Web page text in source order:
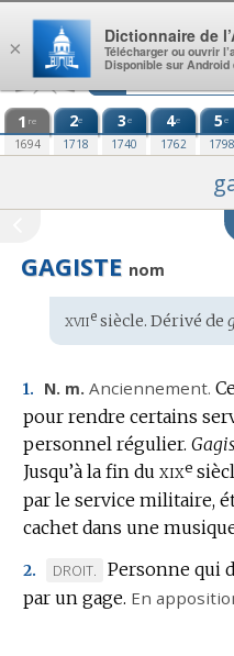
Aller au contenu
1 re
1694
2e
1718
3e
1740
4e
1762
5e
1798
GAGISTE nom
Étymologie
:
xviiesiècle. Dérivé de
1. N. m. Anciennement.
pour rendre certains
personnel régulier.
Jusqu’à la fin du xixe
par le service militaire,
cachet dans une
2.
MARQUE
DE
DROIT.
Personne qui
par un gage. En
×
Dictionnaire de
Télécharger ou ouvrir
Disponible sur Android